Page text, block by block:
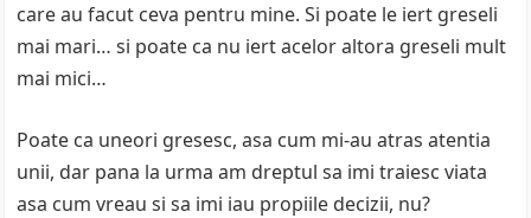
care au facut ceva pentru mine. Si poate le iert greseli
mai mari… si poate ca nu iert acelor altora greseli mult
mai mici…
Poate ca uneori gresesc, asa cum mi-au atras atentia
unii, dar pana la urma am dreptul sa imi traiesc viata
asa cum vreau si sa imi iau propiile decizii, nu?